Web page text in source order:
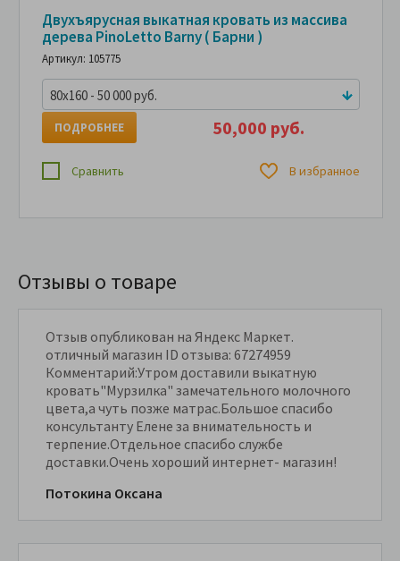
Двухъярусная выкатная кровать из массива
дерева PinoLetto Barny ( Барни )
Артикул: 105775
80x160 - 50 000 руб.
50,000 руб.
ПОДРОБНЕЕ
Сравнить В избранное
Отзывы о товаре
Отзыв опубликован на Яндекс Маркет.
отличный магазин ID отзыва: 67274959
Комментарий:Утром доставили выкатную
кровать"Мурзилка" замечательного молочного
цвета,а чуть позже матрас.Большое спасибо
консультанту Елене за внимательность и
терпение.Отдельное спасибо службе
доставки.Очень хороший интернет- магазин!
Потокина Оксана